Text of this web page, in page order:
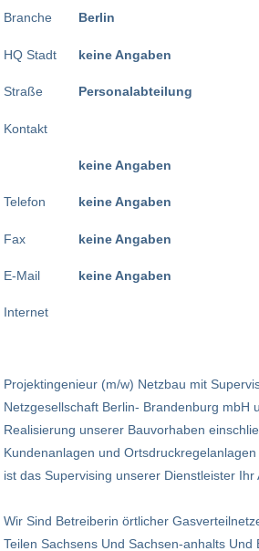
Branche
HQ Stadt
Straße
Kontakt
Telefon
Fax
E-Mail
Internet
Berlin
keine Angaben
Personalabteilung
keine Angaben
keine Angaben
keine Angaben
keine Angaben
Projektingenieur (m/w) Netzbau mit
Netzgesellschaft Berlin- Brandenburg mbH
Realisierung unserer Bauvorhaben
Kundenanlagen und
ist das Supervising unserer Dienstleister Ihr
Wir Sind Betreiberin örtlicher
Teilen Sachsens Und Sachsen-anhalts Und